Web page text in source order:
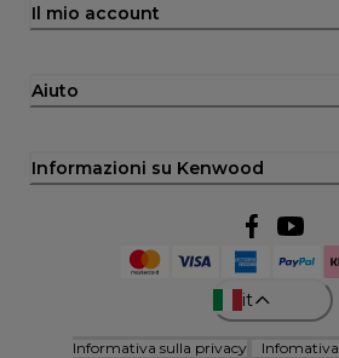
Il mio account
Aiuto
Informazioni su Kenwood
it
Informativa sulla privacy